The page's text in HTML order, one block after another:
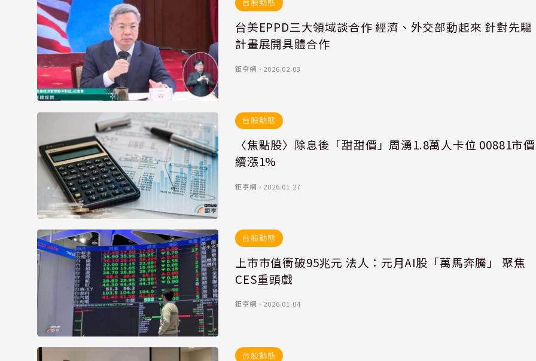
台股動態
台美EPPD三大領域談合作 經濟、外交部動起來 針對先驅
計畫展開具體合作
鉅亨網 ． 2026.02.03
台股動態
〈焦點股〉除息後「甜甜價」周湧1.8萬人卡位 00881市價
續漲1%
鉅亨網 ． 2026.01.27
台股動態
上市市值衝破95兆元 法人：元月AI股「萬馬奔騰」 聚焦
CES重頭戲
鉅亨網 ． 2026.01.04
台股動態